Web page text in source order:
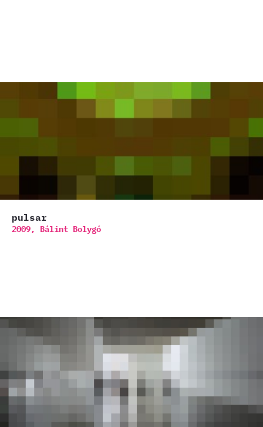
pulsar
2009, Bálint Bolygó